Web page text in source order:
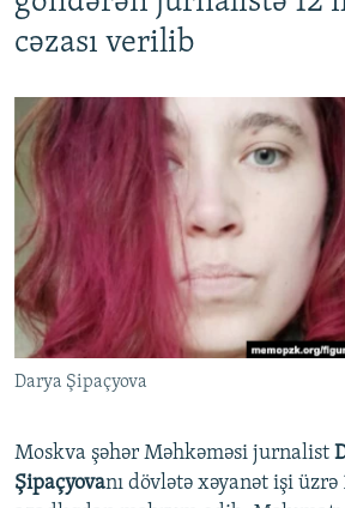
cəzası verilib
Darya Şipaçyova
Moskva şəhər Məhkəməsi jurnalist
Şipaçyovanı dövlətə xəyanət işi üzrə